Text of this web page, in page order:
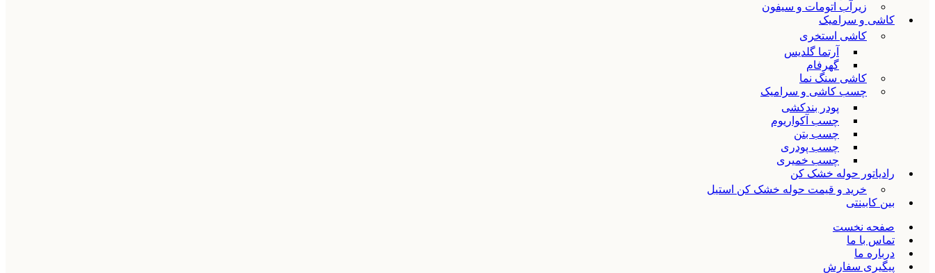
زیرآب اتومات و سیفون
کاشی و سرامیک
کاشی استخری
آرتما گلدیس
گهرفام
کاشی سنگ نما
چسب کاشی و سرامیک
پودر بندکشی
چسب آکواریوم
چسب بتن
چسب پودری
چسب خمیری
رادیاتور حوله خشک کن
خرید و قیمت حوله خشک کن استیل
بین کابینتی
صفحه نخست
تماس با ما
درباره ما
پیگیری سفارش